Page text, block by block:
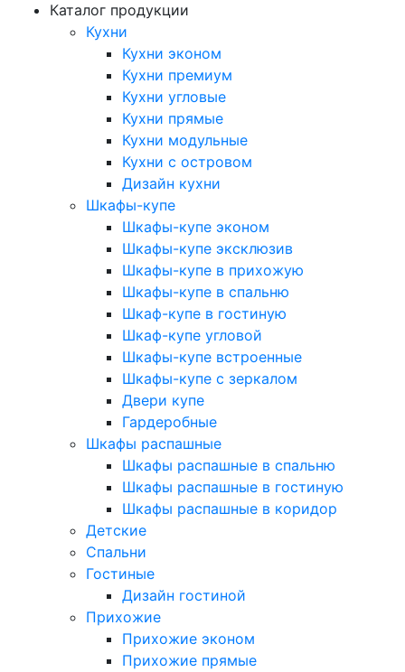
Каталог продукции
Кухни
Кухни эконом
Кухни премиум
Кухни угловые
Кухни прямые
Кухни модульные
Кухни с островом
Дизайн кухни
Шкафы-купе
Шкафы-купе эконом
Шкафы-купе эксклюзив
Шкафы-купе в прихожую
Шкафы-купе в спальню
Шкаф-купе в гостиную
Шкаф-купе угловой
Шкафы-купе встроенные
Шкафы-купе с зеркалом
Двери купе
Гардеробные
Шкафы распашные
Шкафы распашные в спальню
Шкафы распашные в гостиную
Шкафы распашные в коридор
Детские
Спальни
Гостиные
Дизайн гостиной
Прихожие
Прихожие эконом
Прихожие прямые